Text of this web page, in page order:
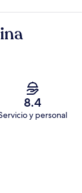
8.4
y personal